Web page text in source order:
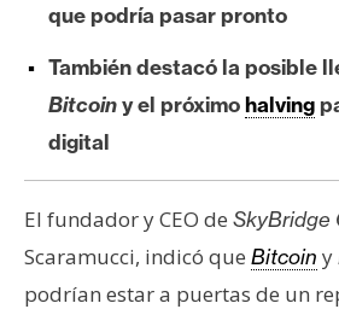
I
A
á
l
i
que podría pasar pronto
También destacó la posible
Bitcoiny el próximohalving
digital
El fundador y CEO de SkyBridge
Scaramucci, indicó que Bitcoin y
podrían estar a puertas de un